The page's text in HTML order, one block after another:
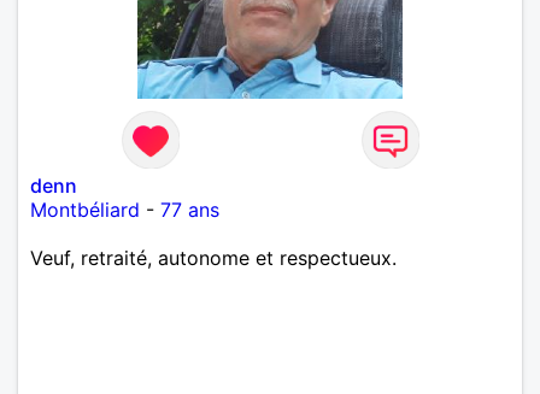
denn
Montbéliard - 77 ans
Veuf, retraité, autonome et respectueux.